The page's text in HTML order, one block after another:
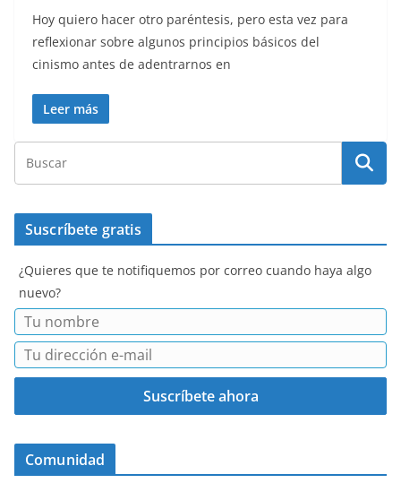
Hoy quiero hacer otro paréntesis, pero esta vez para
reflexionar sobre algunos principios básicos del
cinismo antes de adentrarnos en
Leer más
Suscríbete gratis
¿Quieres que te notifiquemos por correo cuando haya algo
nuevo?
Comunidad